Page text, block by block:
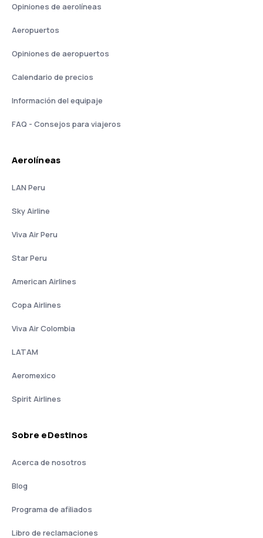
Opiniones de aerolíneas
Aeropuertos
Opiniones de aeropuertos
Calendario de precios
Información del equipaje
FAQ - Consejos para viajeros
Aerolíneas
LAN Peru
Sky Airline
Viva Air Peru
Star Peru
American Airlines
Copa Airlines
Viva Air Colombia
LATAM
Aeromexico
Spirit Airlines
Sobre eDestinos
Acerca de nosotros
Blog
Programa de afiliados
Libro de reclamaciones